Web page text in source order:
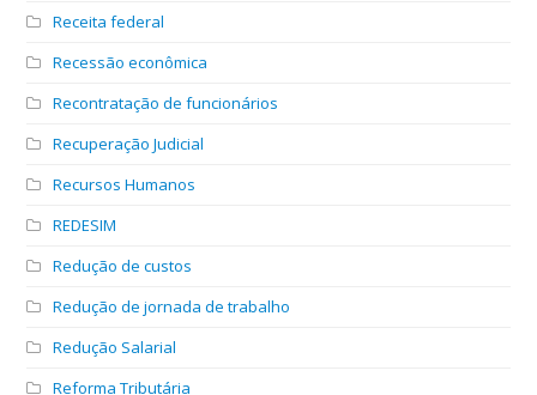
Receita federal
Recessão econômica
Recontratação de funcionários
Recuperação Judicial
Recursos Humanos
REDESIM
Redução de custos
Redução de jornada de trabalho
Redução Salarial
Reforma Tributária